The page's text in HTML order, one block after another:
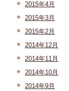
2015年4月
2015年3月
2015年2月
2014年12月
2014年11月
2014年10月
2014年9月